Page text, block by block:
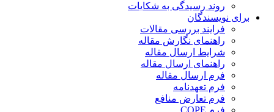
روند رسیدگی به شکایات
برای نویسندگان
فرایند بررسی مقالات
راهنمای نگارش مقاله
شرایط ارسال مقاله
راهنمای ارسال مقاله
فرم ارسال مقاله
فرم تعهدنامه
فرم تعارض منافع
فرم COPE